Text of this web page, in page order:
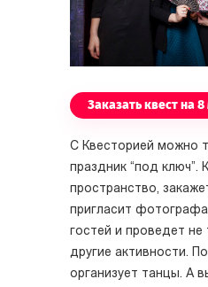
Заказать квест на
С Квесторией можно
праздник “под
пространство,
пригласит
гостей и проведет не
другие активности.
организует танцы. А